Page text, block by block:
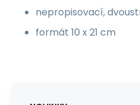
nepropisovací,
formát 10 x 21 cm